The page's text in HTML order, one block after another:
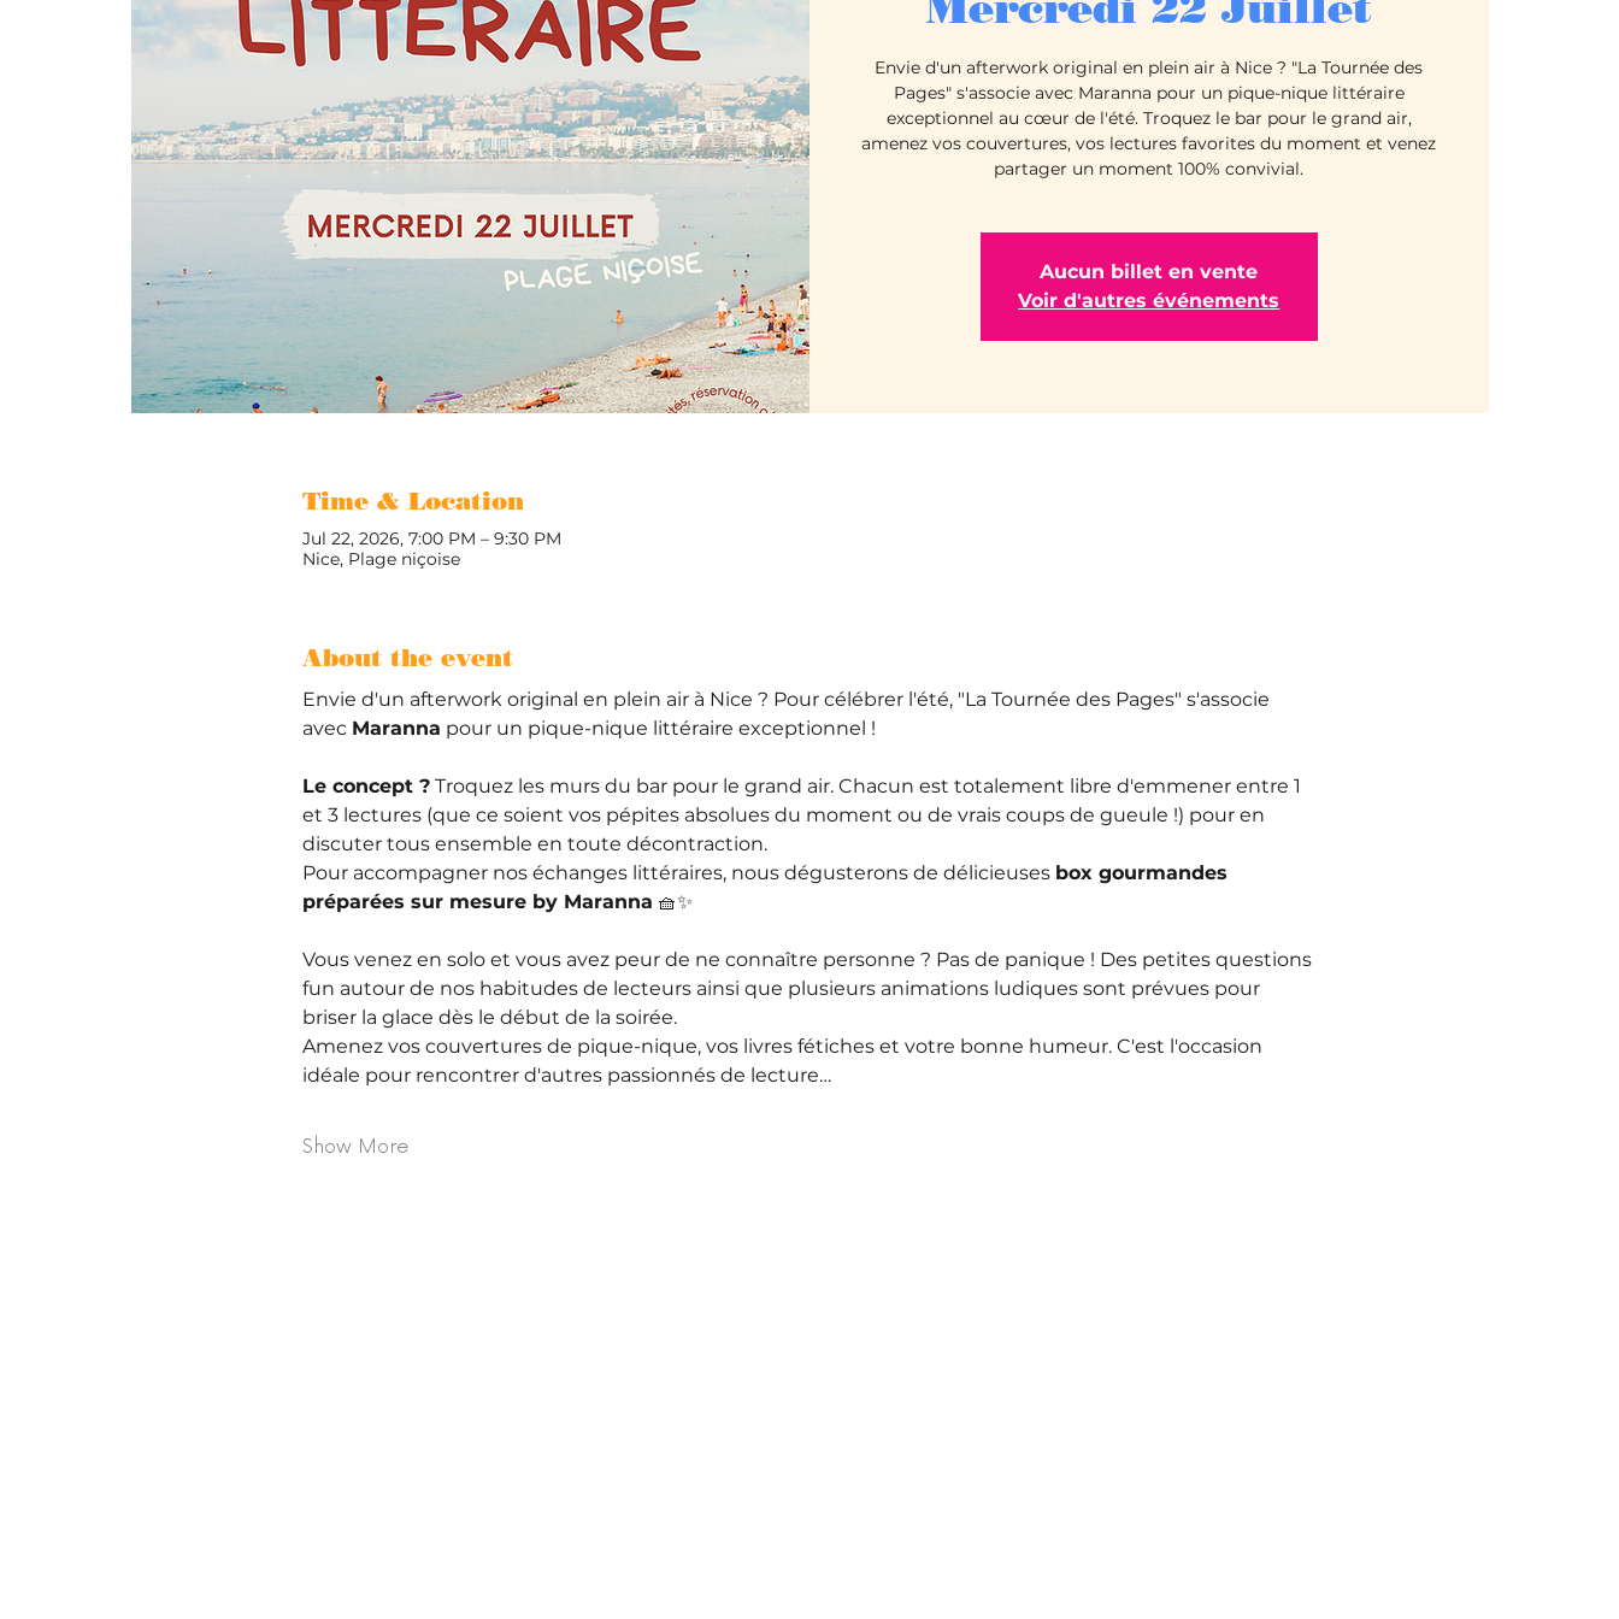
Envie d'un afterwork original en plein air à Nice ? "La Tournée des
Pages" s'associe avec Maranna pour un pique-nique littéraire
exceptionnel au cœur de l'été. Troquez le bar pour le grand air,
amenez vos couvertures, vos lectures favorites du moment et venez
partager un moment 100% convivial.
Aucun billet en vente
Voir d'autres événements
Time & Location
Jul 22, 2026, 7:00 PM – 9:30 PM
Nice, Plage niçoise
About the event
Envie d'un afterwork original en plein air à Nice ? Pour célébrer l'été, "La Tournée des Pages" s'associe
avec Maranna pour un pique-nique littéraire exceptionnel !
Le concept ? Troquez les murs du bar pour le grand air. Chacun est totalement libre d'emmener entre 1
et 3 lectures (que ce soient vos pépites absolues du moment ou de vrais coups de gueule !) pour en
discuter tous ensemble en toute décontraction.
Pour accompagner nos échanges littéraires, nous dégusterons de délicieuses box gourmandes
préparées sur mesure by Maranna 🧺✨
Vous venez en solo et vous avez peur de ne connaître personne ? Pas de panique ! Des petites questions
fun autour de nos habitudes de lecteurs ainsi que plusieurs animations ludiques sont prévues pour
briser la glace dès le début de la soirée.
Amenez vos couvertures de pique-nique, vos livres fétiches et votre bonne humeur. C'est l'occasion
idéale pour rencontrer d'autres passionnés de lecture…
Show More